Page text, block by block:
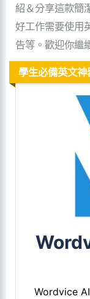
紹＆分享這款簡
好工作需要使用
告等。歡迎你繼
學生必備英文神
Wordvice